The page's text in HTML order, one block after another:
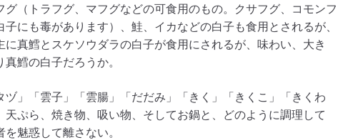
（トラフグ、マフグなどの可食用のもの。クサフグ、コモンフ
にも毒があります）、鮭、イカなどの白子も食用とされるが、
真鱈とスケソウダラの白子が食用にされるが、味わい、大き
鱈の白子だろうか。
」「雲子」「雲腸」「だだみ」「きく」「きくこ」「きくわ
ぷら、焼き物、吸い物、そしてお鍋と、どのように調理して
魅惑して離さない。